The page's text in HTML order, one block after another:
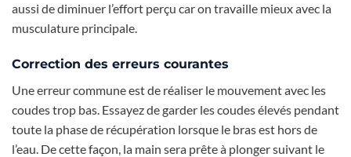
aussi de diminuer l’effort perçu car on travaille mieux avec la
musculature principale.
Correction des erreurs courantes
Une erreur commune est de réaliser le mouvement avec les
coudes trop bas. Essayez de garder les coudes élevés pendant
toute la phase de récupération lorsque le bras est hors de
l’eau. De cette façon, la main sera prête à plonger suivant le